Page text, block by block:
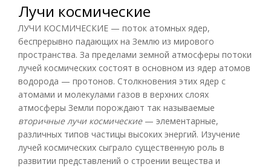
Лучи космические
ЛУЧИ КОСМИЧЕСКИЕ — поток атомных ядер,
беспрерывно падающих на Землю из мирового
пространства. За пределами земной атмосферы потоки
лучей космических состоят в основном из ядер атомов
водорода — протонов. Столкновения этих ядер с
атомами и молекулами газов в верхних слоях
атмосферы Земли порождают так называемые
вторичные лучи космические— элементарные,
различных типов частицы высоких энергий. Изучение
лучей космических сыграло существенную роль в
развитии представлений о строении вещества и